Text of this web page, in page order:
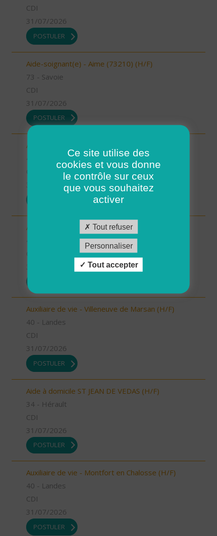
CDI
31/07/2026
POSTULER
Aide-soignant(e) - Aime (73210) (H/F)
73 - Savoie
CDI
31/07/2026
POSTULER
Auxiliaire de vie - Mimizan (H/F)
31/07/2026
Auxiliaire de vie - Labouheyre (H/F)
Auxiliaire de vie - Villeneuve de Marsan (H/F)
40 - Landes
CDI
31/07/2026
POSTULER
Aide à domicile ST JEAN DE VEDAS (H/F)
34 - Hérault
CDI
31/07/2026
POSTULER
Auxiliaire de vie - Montfort en Chalosse (H/F)
40 - Landes
CDI
31/07/2026
POSTULER
Ce site utilise des
cookies et vous donne
le contrôle sur ceux
que vous souhaitez
activer
Tout refuser
Personnaliser
Tout accepter